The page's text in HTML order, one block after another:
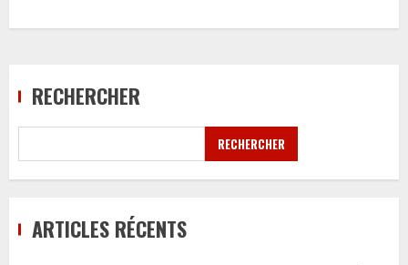
RECHERCHER
RECHERCHER
ARTICLES RÉCENTS